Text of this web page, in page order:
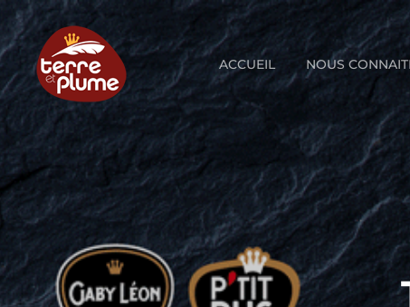
Skip
to
content
ACCUEIL NOUS